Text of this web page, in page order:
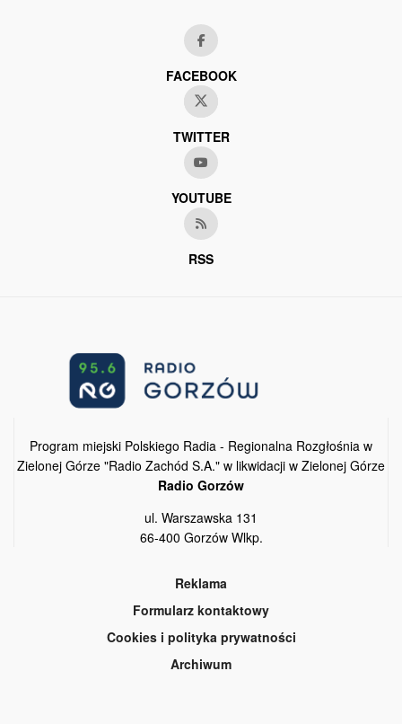
FACEBOOK
TWITTER
YOUTUBE
RSS
Program miejski Polskiego Radia - Regionalna Rozgłośnia w
Zielonej Górze "Radio Zachód S.A." w likwidacji w Zielonej Górze
Radio Gorzów
ul. Warszawska 131
66-400 Gorzów Wlkp.
Reklama
Formularz kontaktowy
Cookies i polityka prywatności
Archiwum